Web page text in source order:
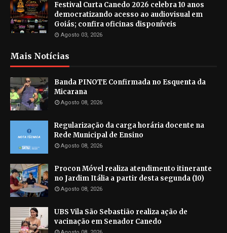
Festival Curta Canedo 2026 celebra 10 anos
democratizando acesso ao audiovisual em
Goiás; confira oficinas disponíveis
Agosto 03, 2026
Mais Notícias
Banda PINOTE Confirmada no Esquenta da
Micarana
Agosto 08, 2026
Regularização da carga horária docente na
Rede Municipal de Ensino
Agosto 08, 2026
Procon Móvel realiza atendimento itinerante
no Jardim Itália a partir desta segunda (10)
Agosto 08, 2026
UBS Vila São Sebastião realiza ação de
vacinação em Senador Canedo